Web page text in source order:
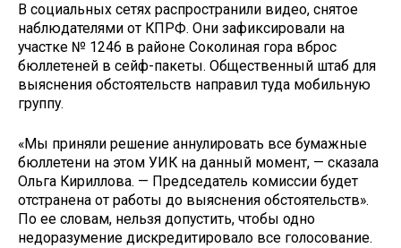
В социальных сетях распространили видео, снятое
наблюдателями от КПРФ. Они зафиксировали на
участке № 1246 в районе Соколиная гора вброс
бюллетеней в сейф-пакеты. Общественный штаб для
выяснения обстоятельств направил туда мобильную
группу.
«Мы приняли решение аннулировать все бумажные
бюллетени на этом УИК на данный момент, — сказала
Ольга Кириллова. — Председатель комиссии будет
отстранена от работы до выяснения обстоятельств».
По ее словам, нельзя допустить, чтобы одно
недоразумение дискредитировало все голосование.